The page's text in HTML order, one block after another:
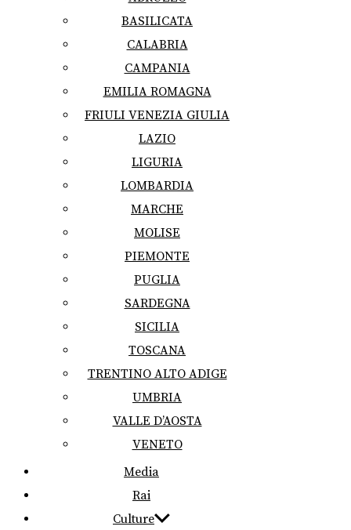
BASILICATA
CALABRIA
CAMPANIA
EMILIA ROMAGNA
FRIULI VENEZIA GIULIA
LAZIO
LIGURIA
LOMBARDIA
MARCHE
MOLISE
PIEMONTE
PUGLIA
SARDEGNA
SICILIA
TOSCANA
TRENTINO ALTO ADIGE
UMBRIA
VALLE D’AOSTA
VENETO
Media
Rai
Culture